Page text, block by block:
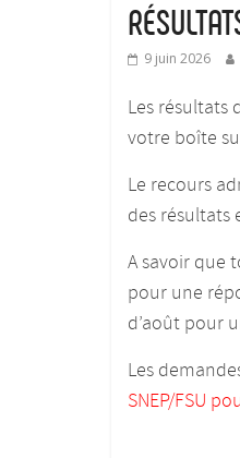
9 juin 2026
Les résultats
votre boîte
Le recours
des résultats
A savoir que
pour une
d’août pour
Les
SNEP/FSU